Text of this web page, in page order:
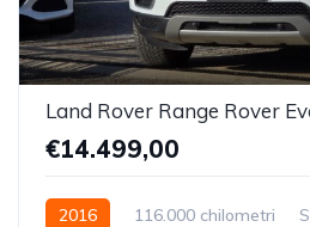
Land Rover Range Rover
€14.499,00
2016 116.000 chilometri